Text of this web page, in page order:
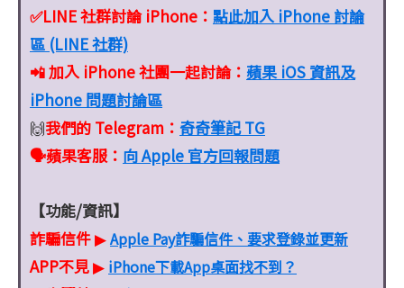
✅LINE 社群討論 iPhone： 點此加入 iPhone 討論
區 (LINE 社群)
📲 加入 iPhone 社團一起討論： 蘋果 iOS 資訊及
iPhone 問題討論區
🙌我們的 Telegram： 奇奇筆記 TG
🗣️蘋果客服： 向 Apple 官方回報問題
【功能/資訊】
詐騙信件▶Apple Pay詐騙信件、要求登錄並更新
APP不見▶ iPhone下載App桌面找不到？